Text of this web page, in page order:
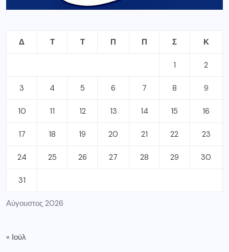
Αύγουστος 2026
Δ Τ Τ Π Π Σ Κ
1 2
3 4 5 6 7 8 9
10 11 12 13 14 15 16
17 18 19 20 21 22 23
24 25 26 27 28 29 30
31
« Ιούλ